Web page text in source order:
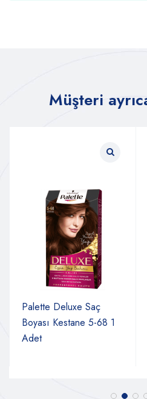
Müşteri
Palette Deluxe Saç
Boyası Kestane 5-68 1
Adet